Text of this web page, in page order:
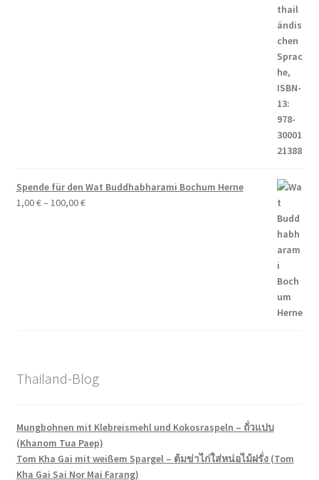
Spende für den Wat Buddhabharami Bochum Herne
1,00€– 100,00€
Thailand-Blog
Mungbohnen mit Klebreismehl und Kokosraspeln – ถั่วแปบ
(Khanom Tua Paep)
Tom Kha Gai mit weißem Spargel – ต้มข่าไก่ใส่หน่อไม้ฝรั่ง (Tom
Kha Gai Sai Nor Mai Farang)